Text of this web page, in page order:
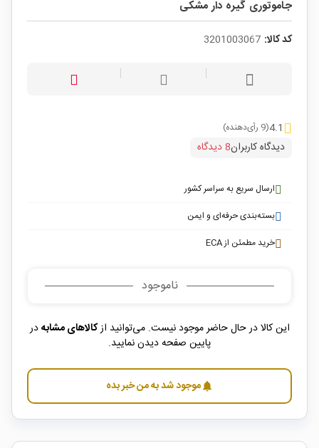
جاموتوری گیره دار مشکی
کد کالا: 3201003067
4.1(9 رأی‌دهنده)
دیدگاه کاربران8 دیدگاه
ارسال سریع به سراسر کشور
بسته‌بندی حرفه‌ای و ایمن
خرید مطمئن از ECA
ناموجود
این کالا در حال حاضر موجود نیست. می‌توانید ازکالاهای مشابهدر
پایین صفحه دیدن نمایید.
notificationsموجود شد به من خبر بده